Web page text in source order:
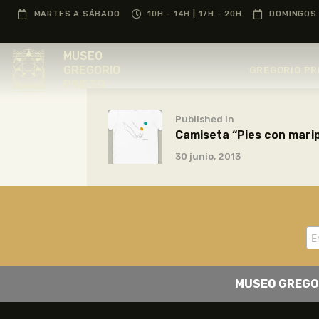
MARTES A SÁBADO 10H - 14H | 17H - 20H
MUSEO
Published in
Camiseta “Pies con
30 junio, 2013
MUSEO